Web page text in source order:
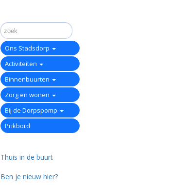
Ons Stadsdorp
Activiteiten
Binnenbuurten
Zorg en wonen
Bij de Dorpspomp
Prikbord
Thuis in de buurt
Ben je nieuw hier?